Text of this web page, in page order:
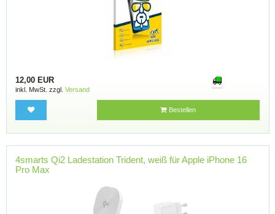
12,00 EUR
inkl. MwSt. zzgl. Versand
Bestellen
4smarts Qi2 Ladestation Trident, weiß für Apple iPhone 16
Pro Max